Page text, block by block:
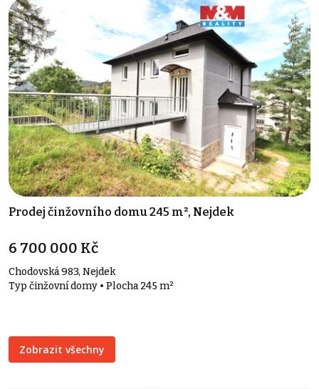
Prodej činžovního domu 245 m², Nejdek
6 700 000 Kč
Chodovská 983, Nejdek
Typ činžovní domy • Plocha 245 m²
Zobrazit všechny